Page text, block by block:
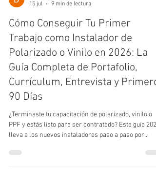
15 jul
9 min de lectura
Cómo Conseguir Tu Primer
Trabajo como Instalador de
Polarizado o Vinilo en 2026: La
Guía Completa de Portafolio,
Currículum, Entrevista y
90 Días
¿Terminaste tu capacitación de polarizado, vinilo o
PPF y estás listo para ser contratado? Esta guía 2026
lleva a los nuevos instaladores paso a paso por
aprobar la entrevista, negociar salario y sobrevivir
primeros 90 días en el bay en Los Ángeles o